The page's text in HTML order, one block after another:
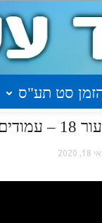
סט תע"ס
2020